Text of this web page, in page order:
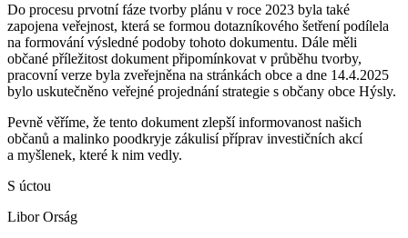
Do procesu prvotní fáze tvorby plánu v roce 2023 byla také
zapojena veřejnost, která se formou dotazníkového šetření podílela
na formování výsledné podoby tohoto dokumentu. Dále měli
občané příležitost dokument připomínkovat v průběhu tvorby,
pracovní verze byla zveřejněna na stránkách obce a dne 14.4.2025
bylo uskutečněno veřejné projednání strategie s občany obce Hýsly.
Pevně věříme, že tento dokument zlepší informovanost našich
občanů a malinko poodkryje zákulisí příprav investičních akcí
a myšlenek, které k nim vedly.
S úctou
Libor Orság